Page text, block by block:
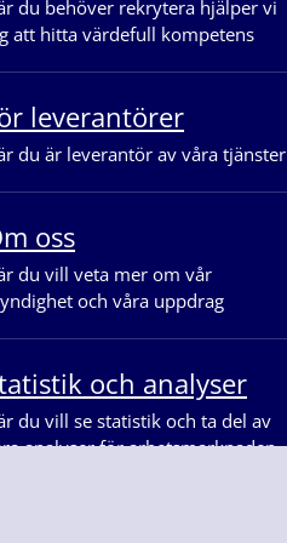
du behöver rekrytera hjälper vi
att hitta värdefull kompetens
leverantörer
du är leverantör av våra tjänster
oss
du vill veta mer om vår
och våra uppdrag
och analyser
du vill se statistik och ta del av
analyser för arbetsmarknaden